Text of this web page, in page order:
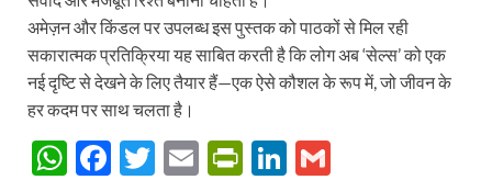
अमेज़न और किंडल पर उपलब्ध इस पुस्तक को पाठकों से मिल रही
सकारात्मक प्रतिक्रिया यह साबित करती है कि लोग अब ‘सेल्स’ को एक
नई दृष्टि से देखने के लिए तैयार हैं—एक ऐसे कौशल के रूप में, जो जीवन के
हर कदम पर साथ चलता है।
W F
T
E
P
Li